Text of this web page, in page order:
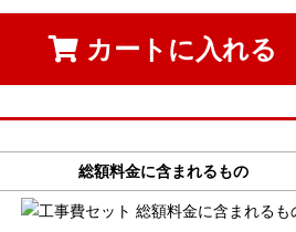
カートに入れる
総額料金に含まれるもの